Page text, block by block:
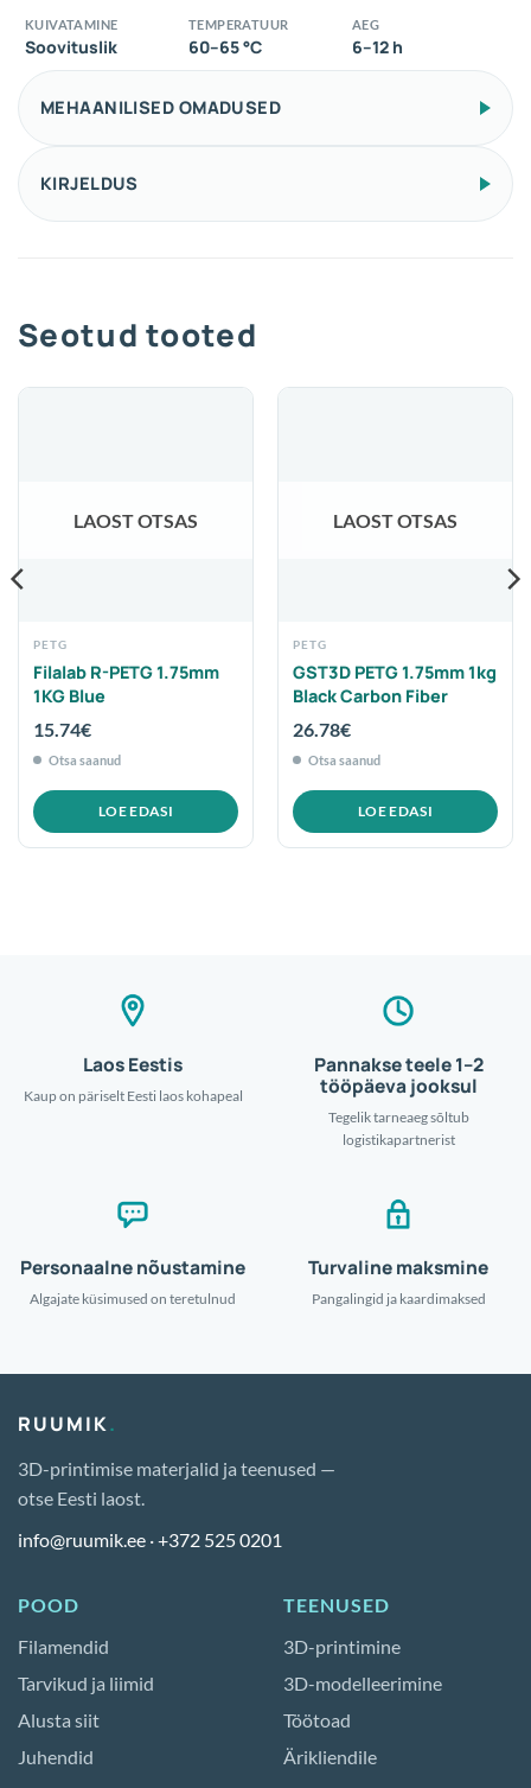
KUIVATAMINE
Soovituslik
TEMPERATUUR
60–65 °C
AEG
6–12 h
MEHAANILISED OMADUSED
KIRJELDUS
Seotud tooted
LAOST OTSAS
PETG
Filalab R-PETG 1.75mm
1KG Blue
15.74€
Otsa saanud
LOE EDASI
LAOST OTSAS
PETG
GST3D PETG 1.75mm 1kg
Black Carbon Fiber
26.78€
Otsa saanud
LOE EDASI
Laos Eestis
Kaup on päriselt Eesti laos kohapeal
Pannakse teele 1–2
tööpäeva jooksul
Tegelik tarneaeg sõltub
logistikapartnerist
Personaalne nõustamine
Algajate küsimused on teretulnud
Turvaline maksmine
Pangalingid ja kaardimaksed
RUUMIK.
3D-printimise materjalid ja teenused —
otse Eesti laost.
info@ruumik.ee ·+372 525 0201
POOD
Filamendid
Tarvikud ja liimid
Alusta siit
Juhendid
TEENUSED
3D-printimine
3D-modelleerimine
Töötoad
Ärikliendile